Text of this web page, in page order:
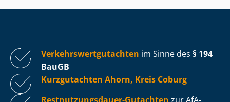
Ver­kehrs­wert­gut­ach­ten im Sinne des § 194
BauGB
Kurzgutachten Ahorn, Kreis Coburg